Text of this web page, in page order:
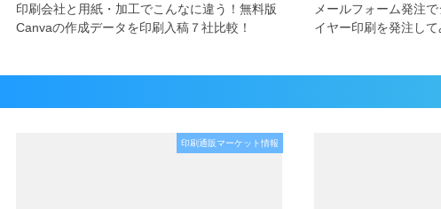
印刷会社と用紙・加工でこんなに違う！無料版
Canvaの作成データを印刷入稿７社比較！
メールフォーム発注
イヤー印刷を発注して
印刷通販マーケット情報